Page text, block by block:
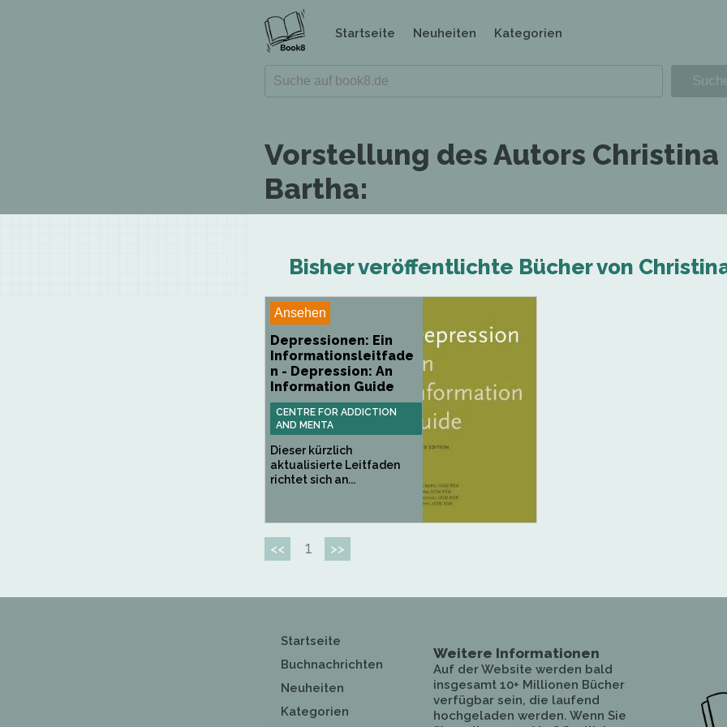
Startseite Neuheiten Kategorien
Vorstellung des Autors Christina
Bartha:
Bisher veröffentlichte Bücher von
Ansehen
Depressionen: Ein
Informationsleitfade
n - Depression: An
Information Guide
CENTRE FOR ADDICTION
AND MENTA
Dieser kürzlich
aktualisierte Leitfaden
richtet sich an...
<< 1 >>
Startseite
Buchnachrichten
Neuheiten
Kategorien
Weitere Informationen
Auf der Website werden bald
insgesamt 10+ Millionen Bücher
verfügbar sein, die laufend
hochgeladen werden. Wenn Sie